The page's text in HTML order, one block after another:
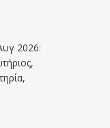
2026: